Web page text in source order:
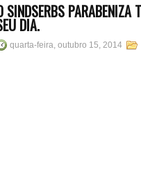
SINDSERBS PARABENIZA
DIA.
quarta-feira, outubro 15, 2014